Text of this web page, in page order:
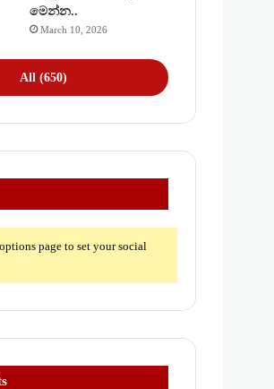
මෙන්න..
March 10, 2026
All (650)
page to set your social